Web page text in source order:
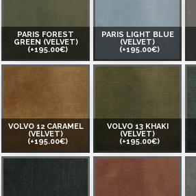
PARIS FOREST
GREEN (VELVET)
(+195.00€)
PARIS LIGHT BLUE
(VELVET)
(+195.00€)
VOLVO 12 CARAMEL
(VELVET)
(+195.00€)
VOLVO 13 KHAKI
(VELVET)
(+195.00€)